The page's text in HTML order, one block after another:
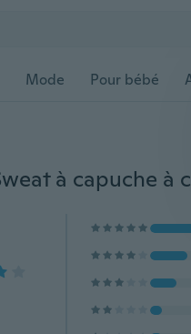
Mode Pour bébé